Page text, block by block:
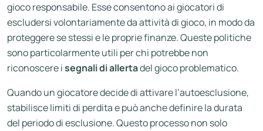
gioco responsabile. Esse consentono ai giocatori di
escludersi volontariamente da attività di gioco, in modo da
proteggere se stessi e le proprie finanze. Queste politiche
sono particolarmente utili per chi potrebbe non
riconoscere isegnali di allertadel gioco problematico.
Quando un giocatore decide di attivare l’autoesclusione,
stabilisce limiti di perdita e può anche definire la durata
del periodo di esclusione. Questo processo non solo